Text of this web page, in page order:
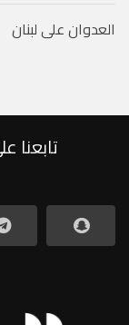
العدوان على لبنان
تابعنا